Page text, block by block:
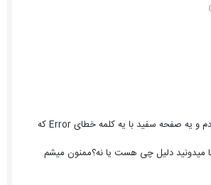
از روی سایت حذفش کردم و یه صفحه سفید با یه کلمه خطای Error که
میدونید دلیل چی هست یا نه؟ممنون میشم